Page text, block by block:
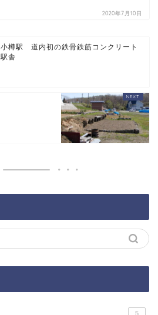
2020年7月10日
小樽駅 道内初の鉄骨鉄筋コンクリート
駅舎
5